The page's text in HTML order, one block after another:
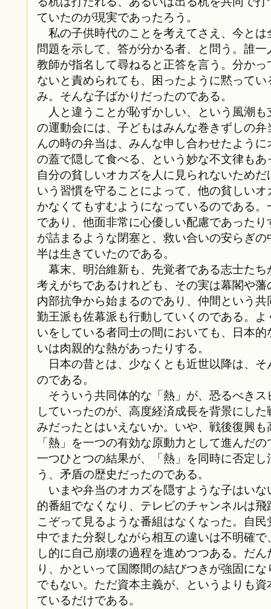
ていたのが現実であったろう。
私の子供時代のことを考えてさえ、今とは
問題を示して、答が分かる者、と問う。誰
教師が指名して尋ねると正答を言う。分か
ないと責められても、困ったように黙って
み。そんな子ばかりだったのである。
人と違うことが恥ずかしい、という風潮も
の運動会には、子どもはみんな巻きずしの
んの時の弁当は、みんな申し合わせたよう
の蓋で隠して食べる、という妙な不文律も
自分の貧しいオカズを人に見られないため
いう習慣を守ることによって、他の貧しい
かなくてもすむようになっているのである
であり、他面非常に心優しい配慮であった
が詰まるような閉塞と、救い合いの安らぎ
半は生きていたのである。
幕末、明治維新も、先覚者である志士たち
考えがちであるけれども、その実は幕閣や
内部抗争から始まるのであり、仲間という
勤王派も佐幕派も行動していくのである。
いをしている者同士の間においても、日本
いは肉親的な熱があったりする。
日本の昔とは、少なくとも近世以降は、そ
のである。
そういう共同体的な「熱」が、恐るべきス
していったのが、高度経済成長を背景にし
みだったとはいえないか。いや、戦後復興
「熱」を一つの有効な原動力として進んだ
一つひとつの結果が、「熱」を同時に否定
う、矛盾の歴史だったのである。
いまや弁当のオカズを隠すような子はいな
的番組でなくなり、テレビのチャンネルは
こぞって見るような番組はなくなった。自
中でまた分裂しながら相互の違いは不明確
し的に自己崩壊の過程を進めつつある。だ
り、かといって国際間の結びつきが強固に
でもない。ただ資本主義が、というよりも
ているだけである。